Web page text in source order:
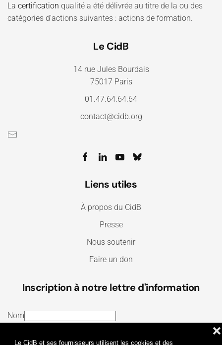
Le CidB et ses fournisseurs utilisent les cookies et des
❌
La certification qualité a été délivrée au titre de la ou des
catégories d'actions suivantes : actions de formation.
Le CidB
14 rue Jules Bourdais
75017 Paris
01.47.64.64.64
contact@cidb.org
Liens utiles
À propos du CidB
Presse
Nous soutenir
Faire un don
Inscription à notre lettre d'information
Nom